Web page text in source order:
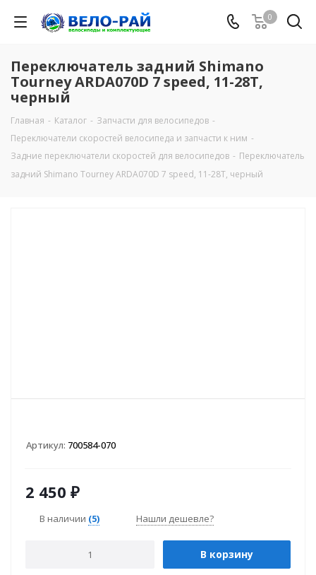
0
Переключатель задний Shimano
Tourney ARDA070D 7 speed, 11-28T,
черный
Главная - Каталог - Запчасти для велосипедов -
Переключатели скоростей велосипеда и запчасти к ним -
Задние переключатели скоростей для велосипедов - Переключатель
задний Shimano Tourney ARDA070D 7 speed, 11-28T, черный
Артикул: 700584-070
2 450 ₽
В наличии (5) Нашли дешевле?
В корзину